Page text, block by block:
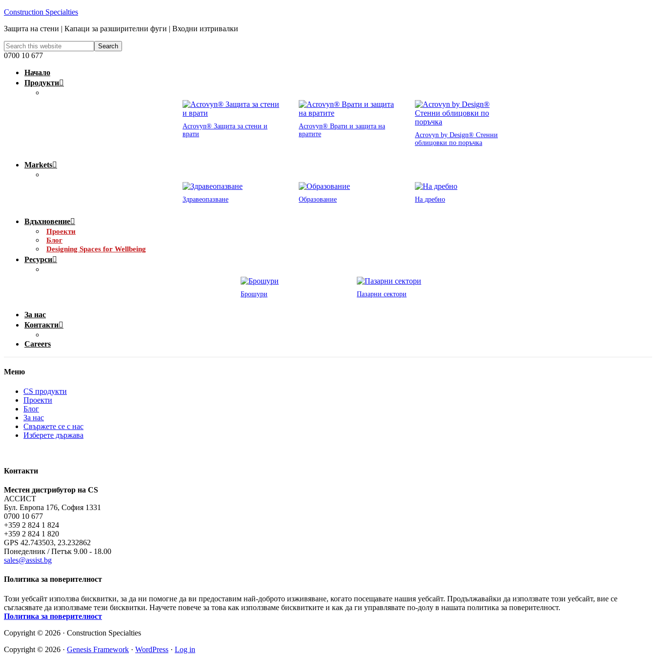
Construction Specialties
Защита на стени | Капаци за разширителни фуги | Входни изтривалки
0700 10 677
Начало
Продукти
Acrovyn® Защита за стени и
врати
Acrovyn® Врати и защита на
вратите
Acrovyn by Design® Стенни
облицовки по поръчка
Markets
Здравеопазване Образование На дребно
Вдъхновение
Проекти
Блог
Designing Spaces for Wellbeing
Ресурси
Брошури Пазарни сектори
За нас
Контакти
Careers
Меню
CS продукти
Проекти
Блог
За нас
Свържете се с нас
Изберете държава
Контакти
Местен дистрибутор на CS
АССИСТ
Бул. Европа 176, София 1331
0700 10 677
+359 2 824 1 824
+359 2 824 1 820
GPS 42.743503, 23.232862
Понеделник / Петък 9.00 - 18.00
sales@assist.bg
Политика за поверителност
Този уебсайт използва бисквитки, за да ни помогне да ви предоставим най-доброто изживяване, когато посещавате нашия уебсайт. Продължавайки да използвате този уебсайт, вие се
съгласявате да използваме тези бисквитки. Научете повече за това как използваме бисквитките и как да ги управлявате по-долу в нашата политика за поверителност.
Политика за поверителност
Copyright © 2026 · Construction Specialties
Copyright © 2026 · Genesis Framework · WordPress · Log in